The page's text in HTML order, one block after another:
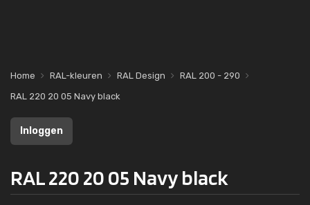
Home RAL-kleuren RAL Design
RAL 200 - 290
RAL 220 20 05 Navy black
Inloggen
RAL 220 20 05 Navy black